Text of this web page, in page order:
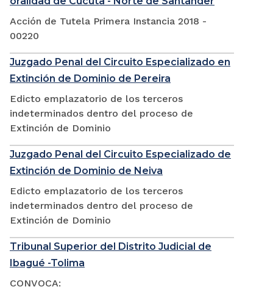
Acción de Tutela Primera Instancia 2018 -
00220
Juzgado Penal del Circuito Especializado en
Extinción de Dominio de Pereira
Edicto emplazatorio de los terceros
indeterminados dentro del proceso de
Extinción de Dominio
Juzgado Penal del Circuito Especializado de
Extinción de Dominio de Neiva
Edicto emplazatorio de los terceros
indeterminados dentro del proceso de
Extinción de Dominio
Tribunal Superior del Distrito Judicial de
Ibagué -Tolima
CONVOCA: